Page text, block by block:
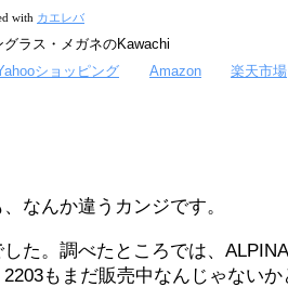
with カエレバ
グラス・メガネのKawachi
ショッピング
Amazon 楽天市場
なんか違うカンジです。
た。調べたところでは、
もまだ販売中なんじゃないか